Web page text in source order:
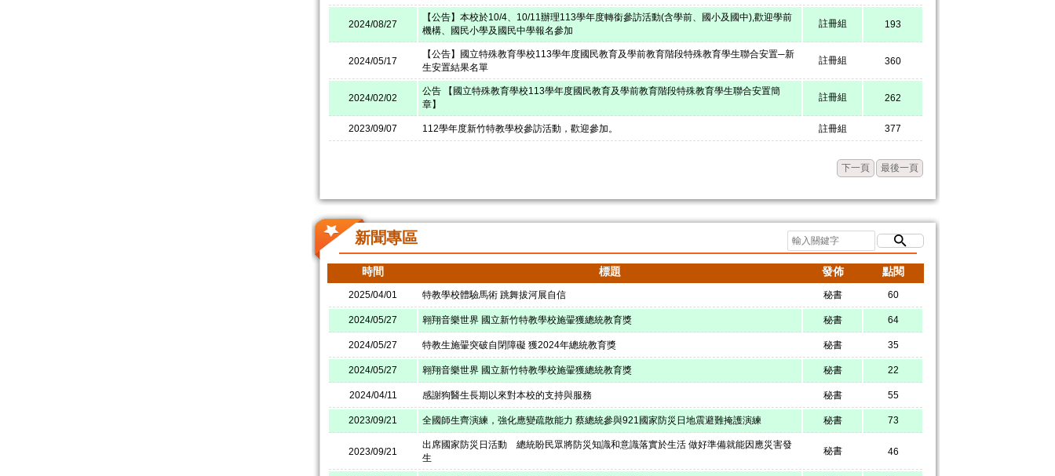
2024/08/27
【公告】本校於10/4、10/11辦理113學年度轉銜參訪活動(含學前、國小及國中),歡迎學前
機構、國民小學及國民中學報名參加
註冊組 193
2024/05/17
【公告】國立特殊教育學校113學年度國民教育及學前教育階段特殊教育學生聯合安置─新
生安置結果名單
註冊組 360
2024/02/02
公告 【國立特殊教育學校113學年度國民教育及學前教育階段特殊教育學生聯合安置簡
章】
註冊組 262
2023/09/07 112學年度新竹特教學校參訪活動，歡迎參加。 註冊組 377
下一頁 最後一頁
新聞專區
時間 標題 發佈 點閱
2025/04/01 特教學校體驗馬術 跳舞拔河展自信 秘書 60
2024/05/27 翱翔音樂世界 國立新竹特教學校施翬獲總統教育獎 秘書 64
2024/05/27 特教生施翬突破自閉障礙 獲2024年總統教育獎 秘書 35
2024/05/27 翱翔音樂世界 國立新竹特教學校施翬獲總統教育獎 秘書 22
2024/04/11 感謝狗醫生長期以來對本校的支持與服務 秘書 55
2023/09/21 全國師生齊演練，強化應變疏散能力 蔡總統參與921國家防災日地震避難掩護演練 秘書 73
2023/09/21
出席國家防災日活動 總統盼民眾將防災知識和意識落實於生活 做好準備就能因應災害發
生
秘書 46